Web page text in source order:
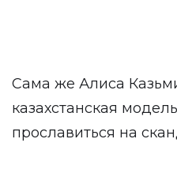
Сама же Алиса
казахстанская
прославиться на